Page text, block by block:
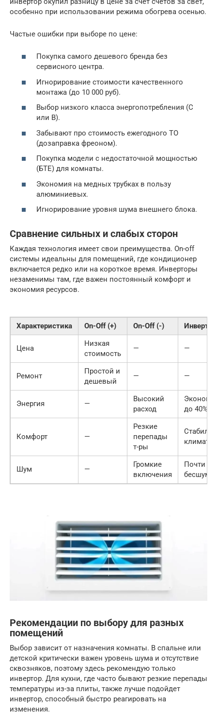
особенно при использовании режима обогрева осенью.
Частые ошибки при выборе по цене:
Покупка самого дешевого бренда без
сервисного центра.
Игнорирование стоимости качественного
монтажа (до 10 000 руб).
Выбор низкого класса энергопотребления (C
или B).
Забывают про стоимость ежегодного ТО
(дозаправка фреоном).
Покупка модели с недостаточной мощностью
(БТЕ) для комнаты.
Экономия на медных трубках в пользу
алюминиевых.
Игнорирование уровня шума внешнего блока.
Сравнение сильных и слабых сторон
Каждая технология имеет свои преимущества. On-off
системы идеальны для помещений, где кондиционер
включается редко или на короткое время. Инверторы
незаменимы там, где важен постоянный комфорт и
экономия ресурсов.
Характеристика On-Off (+) On-Off (-)
Цена
Низкая
стоимость
— —
Ремонт
Простой и
дешевый
— —
Энергия —
Высокий
расход
до 40%
Комфорт —
Резкие
перепады
т-ры
климат
Шум —
Громкие
включения
Почти
Рекомендации по выбору для разных
помещений
Выбор зависит от назначения комнаты. В спальне или
детской критически важен уровень шума и отсутствие
сквозняков, поэтому здесь рекомендую только
инвертор. Для кухни, где часто бывают резкие перепады
температуры из-за плиты, также лучше подойдет
инвертор, способный быстро реагировать на
изменения.